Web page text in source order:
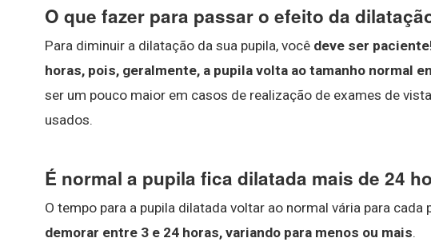
O que fazer para passar o efeito da
Para diminuir a dilatação da sua pupila, você deve ser
horas, pois, geralmente, a pupila volta ao tamanho normal
ser um pouco maior em casos de realização de exames de
usados.
É normal a pupila fica dilatada mais de 24
O tempo para a pupila dilatada voltar ao normal vária para cada
demorar entre 3 e 24 horas, variando para menos ou mais.